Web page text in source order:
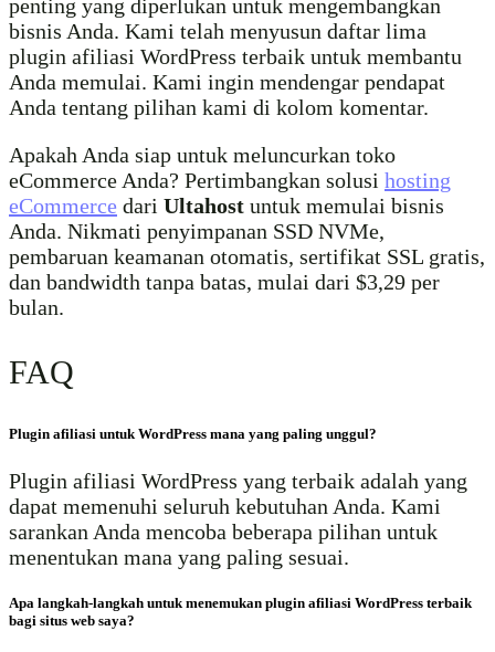
penting yang diperlukan untuk mengembangkan
bisnis Anda. Kami telah menyusun daftar lima
plugin afiliasi WordPress terbaik untuk membantu
Anda memulai. Kami ingin mendengar pendapat
Anda tentang pilihan kami di kolom komentar.
Apakah Anda siap untuk meluncurkan toko
eCommerce Anda? Pertimbangkan solusi hosting
eCommerce dari Ultahost untuk memulai bisnis
Anda. Nikmati penyimpanan SSD NVMe,
pembaruan keamanan otomatis, sertifikat SSL gratis,
dan bandwidth tanpa batas, mulai dari $3,29 per
bulan.
FAQ
Plugin afiliasi untuk WordPress mana yang paling unggul?
Plugin afiliasi WordPress yang terbaik adalah yang
dapat memenuhi seluruh kebutuhan Anda. Kami
sarankan Anda mencoba beberapa pilihan untuk
menentukan mana yang paling sesuai.
Apa langkah-langkah untuk menemukan plugin afiliasi WordPress terbaik
bagi situs web saya?